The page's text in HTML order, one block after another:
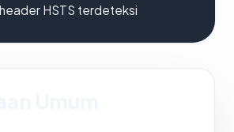
HSTS terdeteksi